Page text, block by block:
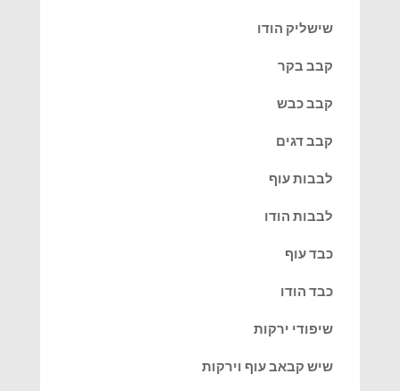
שישליק הודו
קבב בקר
קבב כבש
קבב דגים
לבבות עוף
לבבות הודו
כבד עוף
כבד הודו
שיפודי ירקות
שיש קבאב עוף וירקות